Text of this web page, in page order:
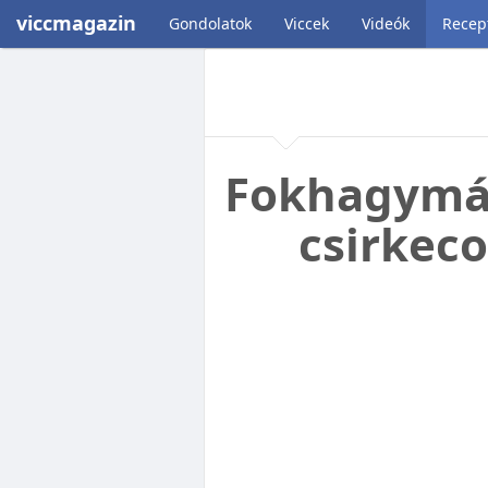
viccmagazin Gondolatok Viccek Videók